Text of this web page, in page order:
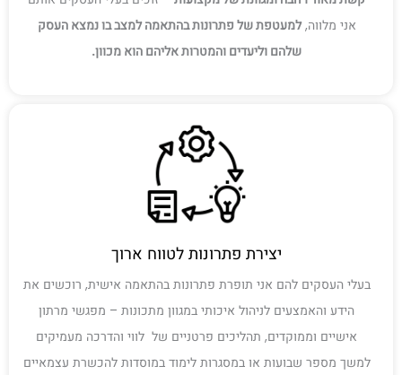
אני מלווה,למעטפת של פתרונות בהתאמה למצב בו נמצא העסק
שלהם וליעדים והמטרות אליהם הוא מכוון.
יצירת פתרונות לטווח ארוך
בעלי העסקים להם אני תופרת פתרונות בהתאמה אישית, רוכשים את
הידע והאמצעים לניהול איכותי במגוון מתכונות – מפגשי מרתון
אישיים וממוקדים, תהליכים פרטניים של לווי והדרכה מעמיקים
למשך מספר שבועות או במסגרות לימוד במוסדות להכשרת עצמאיים